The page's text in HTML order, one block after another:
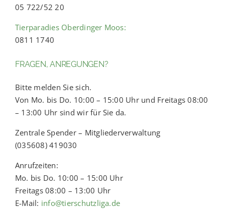
05 722/52 20
Tierparadies Oberdinger Moos:
0811 1740
FRAGEN, ANREGUNGEN?
Bitte melden Sie sich.
Von Mo. bis Do. 10:00 – 15:00 Uhr und Freitags 08:00
– 13:00 Uhr sind wir für Sie da.
Zentrale Spender – Mitgliederverwaltung
(035608) 419030
Anrufzeiten:
Mo. bis Do. 10:00 – 15:00 Uhr
Freitags 08:00 – 13:00 Uhr
E-Mail: info@tierschutzliga.de